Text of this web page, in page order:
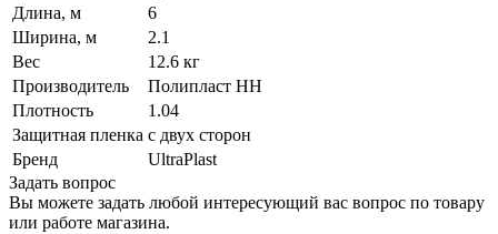
Длина, м
6
Ширина, м
2.1
Вес
12.6 кг
Производитель
Полипласт НН
Плотность
1.04
Защитная пленка с двух сторон
Бренд
UltraPlast
Задать вопрос
Вы можете задать любой интересующий вас вопрос по товару
или работе магазина.